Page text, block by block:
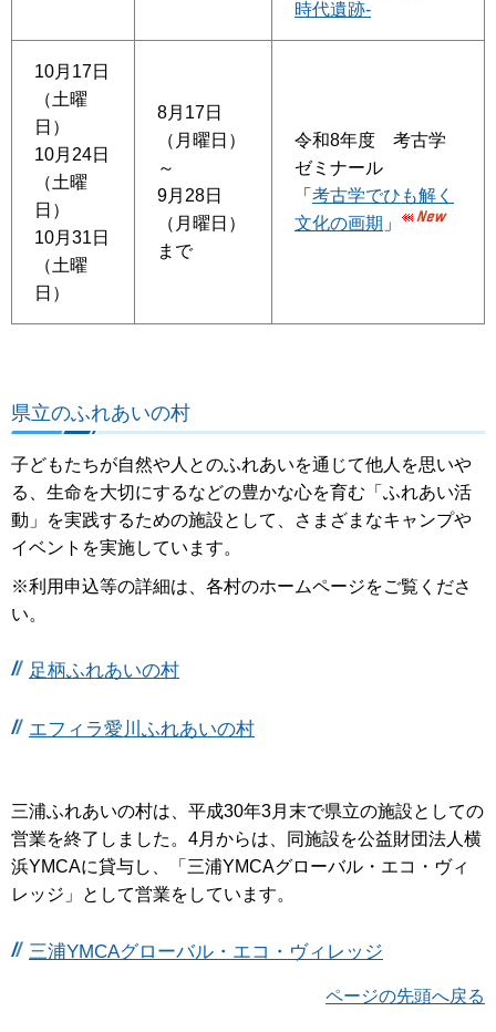
時代遺跡-
10月17日
（土曜
日）
10月24日
（土曜
日）
10月31日
（土曜
日）
8月17日
（月曜日）
～
9月28日
（月曜日）
まで
令和8年度 考古学
ゼミナール
「 考古学でひも解く
文化の画期 」
県立のふれあいの村
子どもたちが自然や人とのふれあいを通じて他人を思いや
る、生命を大切にするなどの豊かな心を育む「ふれあい活
動」を実践するための施設として、さまざまなキャンプや
イベントを実施しています。
※利用申込等の詳細は、各村のホームページをご覧くださ
い。
足柄ふれあいの村
エフィラ愛川ふれあいの村
三浦ふれあいの村は、平成30年3月末で県立の施設としての
営業を終了しました。4月からは、同施設を公益財団法人横
浜YMCAに貸与し、「三浦YMCAグローバル・エコ・ヴィ
レッジ」として営業をしています。
三浦YMCAグローバル・エコ・ヴィレッジ
ページの先頭へ戻る